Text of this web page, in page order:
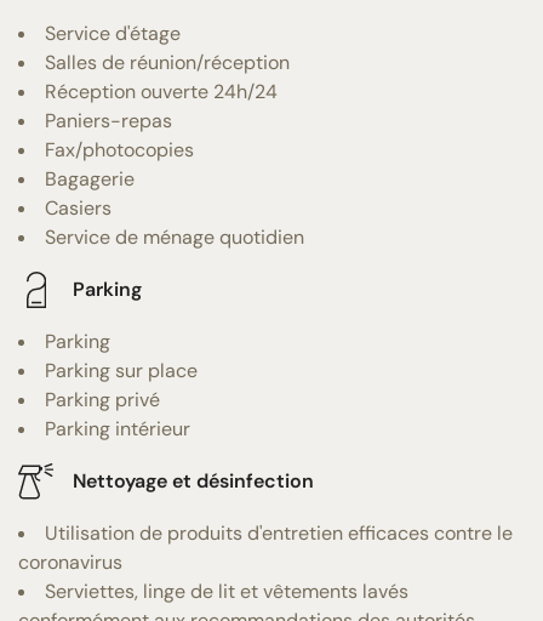
Service d'étage
Salles de réunion/réception
Réception ouverte 24h/24
Paniers-repas
Fax/photocopies
Bagagerie
Casiers
Service de ménage quotidien
Parking
Parking
Parking sur place
Parking privé
Parking intérieur
Nettoyage et désinfection
Utilisation de produits d'entretien efficaces contre le
coronavirus
Serviettes, linge de lit et vêtements lavés